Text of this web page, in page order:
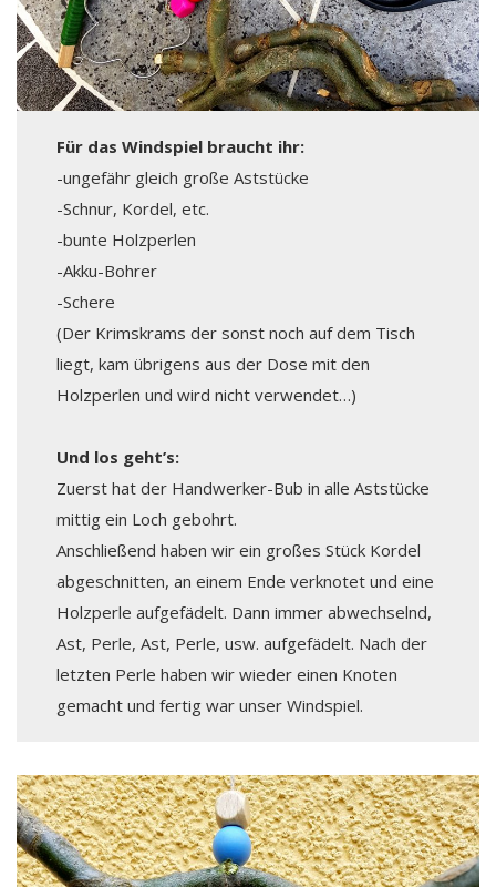
Für das Windspiel braucht ihr:
-ungefähr gleich große Aststücke
-Schnur, Kordel, etc.
-bunte Holzperlen
-Akku-Bohrer
-Schere
(Der Krimskrams der sonst noch auf dem Tisch
liegt, kam übrigens aus der Dose mit den
Holzperlen und wird nicht verwendet…)
Und los geht’s:
Zuerst hat der Handwerker-Bub in alle Aststücke
mittig ein Loch gebohrt.
Anschließend haben wir ein großes Stück Kordel
abgeschnitten, an einem Ende verknotet und eine
Holzperle aufgefädelt. Dann immer abwechselnd,
Ast, Perle, Ast, Perle, usw. aufgefädelt. Nach der
letzten Perle haben wir wieder einen Knoten
gemacht und fertig war unser Windspiel.